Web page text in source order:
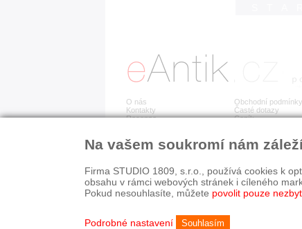
O nás
Kontakty
Recenze
Obchodní podmínky
Časté dotazy
Ceník
Detail položky č. 169 166
Na vašem soukromí nám
Firma STUDIO 1809, s.r.o., používá cookies k
obsahu v rámci webových stránek i cíleného
Pokud nesouhlasíte, můžete povolit pouze
Podrobné nastavení Souhlasím